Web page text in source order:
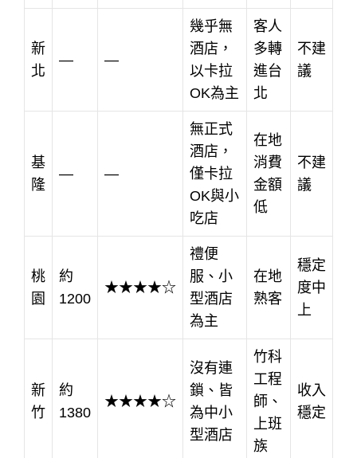
新
北
— —
幾乎無
酒店，
以卡拉
OK為主
客人
多轉
進台
北
不建
議
基
隆
— —
無正式
酒店，
僅卡拉
OK與小
吃店
在地
消費
金額
低
不建
議
桃
園
約
1200
★★★★☆
禮便
服、小
型酒店
為主
在地
熟客
穩定
度中
上
新
竹
約
1380
★★★★☆
沒有連
鎖、皆
為中小
型酒店
竹科
工程
師、
上班
族
收入
穩定